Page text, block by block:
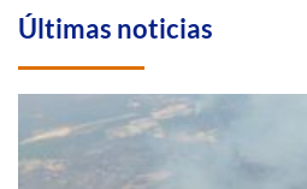
Últimas noticias